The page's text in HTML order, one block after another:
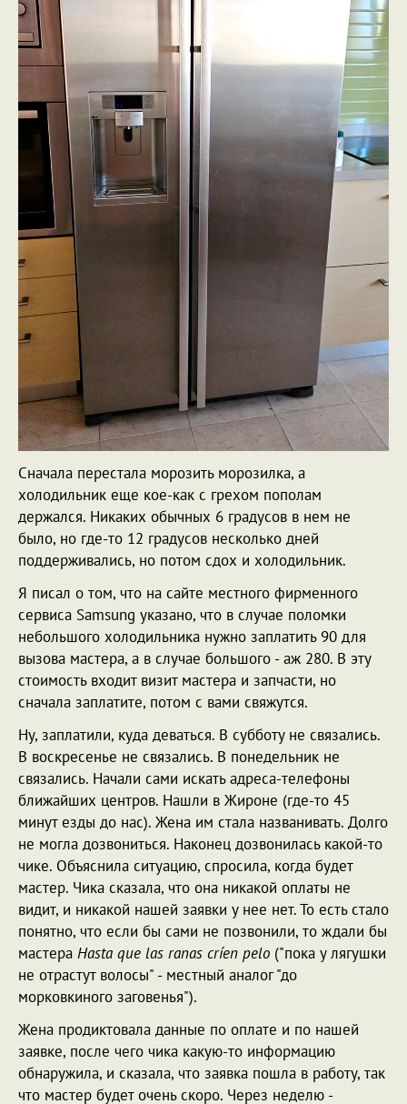
Сначала перестала морозить морозилка, а
холодильник еще кое-как с грехом пополам
держался. Никаких обычных 6 градусов в нем не
было, но где-то 12 градусов несколько дней
поддерживались, но потом сдох и холодильник.
Я писал о том, что на сайте местного фирменного
сервиса Samsung указано, что в случае поломки
небольшого холодильника нужно заплатить 90 для
вызова мастера, а в случае большого - аж 280. В эту
стоимость входит визит мастера и запчасти, но
сначала заплатите, потом с вами свяжутся.
Ну, заплатили, куда деваться. В субботу не связались.
В воскресенье не связались. В понедельник не
связались. Начали сами искать адреса-телефоны
ближайших центров. Нашли в Жироне (где-то 45
минут езды до нас). Жена им стала названивать. Долго
не могла дозвониться. Наконец дозвонилась какой-то
чике. Объяснила ситуацию, спросила, когда будет
мастер. Чика сказала, что она никакой оплаты не
видит, и никакой нашей заявки у нее нет. То есть стало
понятно, что если бы сами не позвонили, то ждали бы
мастера Hasta que las ranas críen pelo ("пока у лягушки
не отрастут волосы" - местный аналог "до
морковкиного заговенья").
Жена продиктовала данные по оплате и по нашей
заявке, после чего чика какую-то информацию
обнаружила, и сказала, что заявка пошла в работу, так
что мастер будет очень скоро. Через неделю -